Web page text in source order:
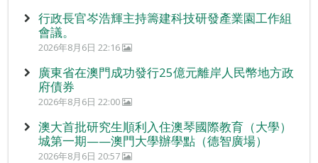
行政長官岑浩輝主持籌建科技研發產業園工作組
會議。
2026年8月6日 22:16
廣東省在澳門成功發行25億元離岸人民幣地方政
府債券
2026年8月6日 22:00
澳大首批研究生順利入住澳琴國際教育（大學）
城第一期——澳門大學辦學點（德智廣場）
2026年8月6日 20:57